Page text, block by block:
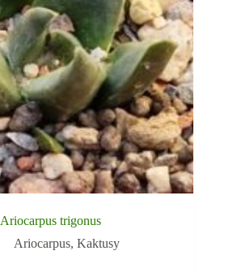
Ariocarpus trigonus
Ariocarpus, Kaktusy